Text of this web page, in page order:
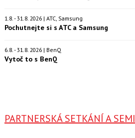
1.8. - 31.8. 2026 | ATC, Samsung
Pochutnejte si s ATC a Samsung
6.8. - 31.8. 2026 | BenQ
Vytoč to s BenQ
PARTNERSKÁ SETKÁNÍ A